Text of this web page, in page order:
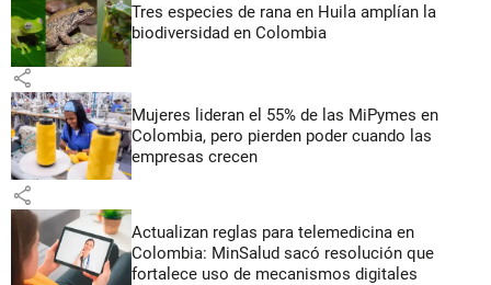
Tres especies de rana en Huila amplían la
biodiversidad en Colombia
share
Mujeres lideran el 55% de las MiPymes en
Colombia, pero pierden poder cuando las
empresas crecen
share
Actualizan reglas para telemedicina en
Colombia: MinSalud sacó resolución que
fortalece uso de mecanismos digitales